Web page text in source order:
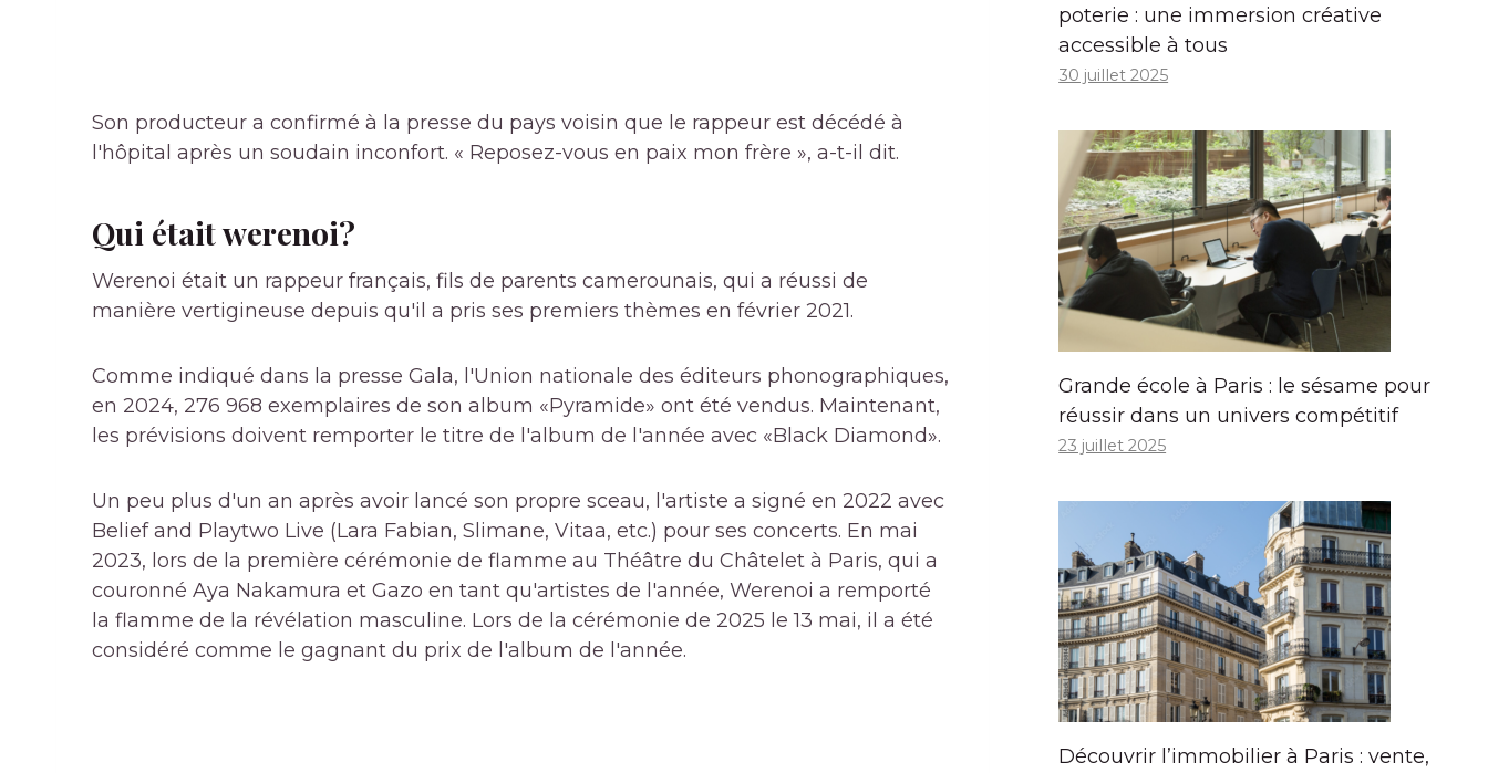
Son producteur a confirmé à la presse du pays voisin que le rappeur est décédé à
l'hôpital après un soudain inconfort. « Reposez-vous en paix mon frère », a-t-il dit.
Qui était werenoi?
Werenoi était un rappeur français, fils de parents camerounais, qui a réussi de
manière vertigineuse depuis qu'il a pris ses premiers thèmes en février 2021.
Comme indiqué dans la presse Gala, l'Union nationale des éditeurs phonographiques,
en 2024, 276 968 exemplaires de son album «Pyramide» ont été vendus. Maintenant,
les prévisions doivent remporter le titre de l'album de l'année avec «Black Diamond».
Un peu plus d'un an après avoir lancé son propre sceau, l'artiste a signé en 2022 avec
Belief and Playtwo Live (Lara Fabian, Slimane, Vitaa, etc.) pour ses concerts. En mai
2023, lors de la première cérémonie de flamme au Théâtre du Châtelet à Paris, qui a
couronné Aya Nakamura et Gazo en tant qu'artistes de l'année, Werenoi a remporté
la flamme de la révélation masculine. Lors de la cérémonie de 2025 le 13 mai, il a été
considéré comme le gagnant du prix de l'album de l'année.
poterie : une immersion créative
accessible à tous
30 juillet 2025
Grande école à Paris : le sésame pour
réussir dans un univers compétitif
23 juillet 2025
Découvrir l’immobilier à Paris : vente,